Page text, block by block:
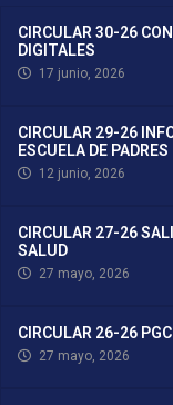
CIRCULAR 30-26
DIGITALES
17 junio, 2026
CIRCULAR 29-26
ESCUELA DE PADRES
12 junio, 2026
CIRCULAR 27-26
SALUD
27 mayo, 2026
CIRCULAR 26-26
27 mayo, 2026